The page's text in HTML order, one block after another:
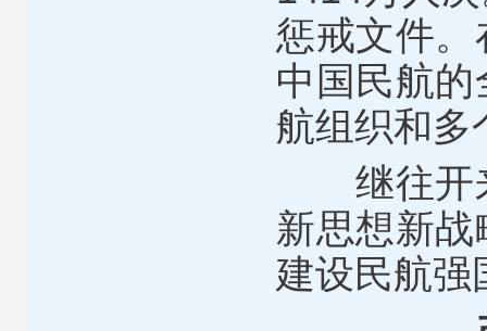
惩戒文件
中国民航
航组织和多
继往开
新思想新
建设民航强